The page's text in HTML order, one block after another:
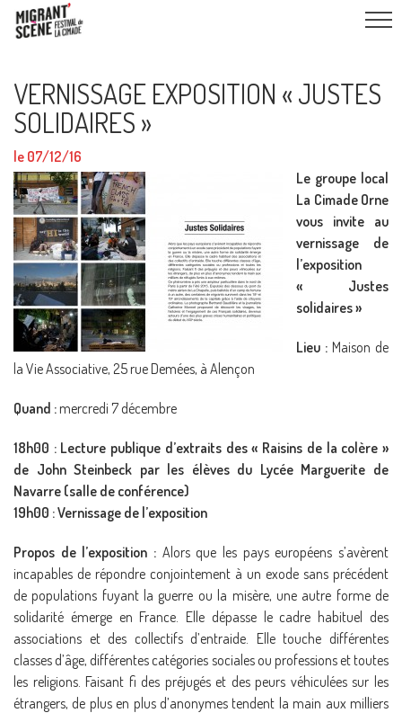
VERNISSAGE EXPOSITION « JUSTES
SOLIDAIRES »
le 07/12/16
Le groupe local
La Cimade Orne
vous invite au
vernissage de
l’exposition
« Justes
solidaires »
Lieu : Maison de
la Vie Associative, 25 rue Demées, à Alençon
Quand : mercredi 7 décembre
18h00 : Lecture publique d’extraits des « Raisins de la colère »
de John Steinbeck par les élèves du Lycée Marguerite de
Navarre (salle de conférence)
19h00 : Vernissage de l’exposition
Propos de l’exposition : Alors que les pays européens s’avèrent
incapables de répondre conjointement à un exode sans précédent
de populations fuyant la guerre ou la misère, une autre forme de
solidarité émerge en France. Elle dépasse le cadre habituel des
associations et des collectifs d’entraide. Elle touche différentes
classes d’âge, différentes catégories sociales ou professions et toutes
les religions. Faisant fi des préjugés et des peurs véhiculées sur les
étrangers, de plus en plus d’anonymes tendent la main aux milliers